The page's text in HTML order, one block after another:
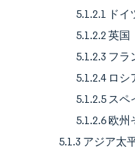
5.1.2.1 ドイ
5.1.2.2 英国
5.1.2.3 フラ
5.1.2.4 ロシ
5.1.2.5 スペ
5.1.2.6 欧州
5.1.3 アジア太